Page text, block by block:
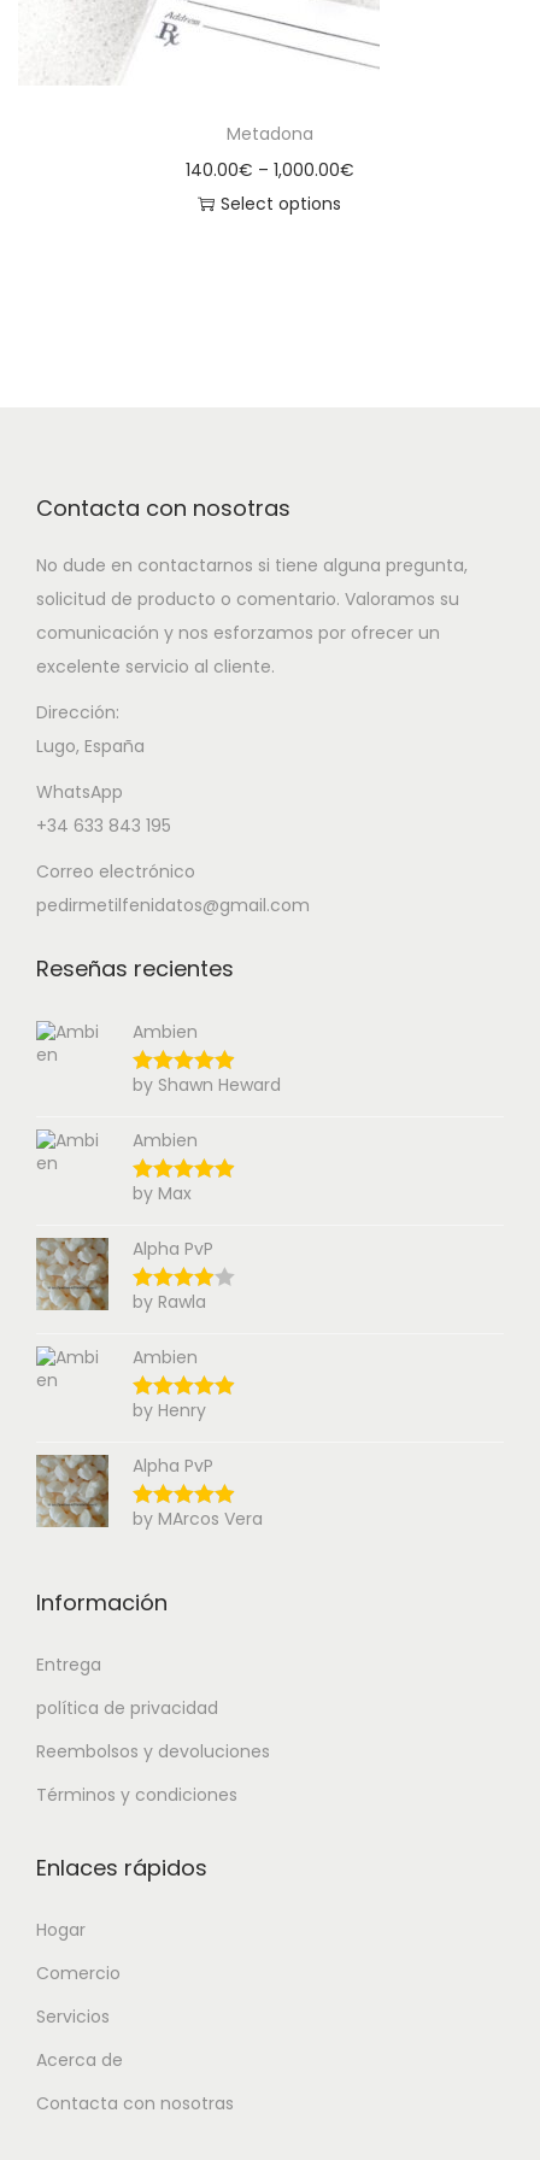
Metadona
140.00€ – 1,000.00€
Select options
Contacta con nosotras
No dude en contactarnos si tiene alguna pregunta,
solicitud de producto o comentario. Valoramos su
comunicación y nos esforzamos por ofrecer un
excelente servicio al cliente.
Dirección:
Lugo, España
WhatsApp
+34 633 843 195
Correo electrónico
pedirmetilfenidatos@gmail.com
Reseñas recientes
Ambien
by Shawn Heward
Ambien
by Max
Alpha PvP
by Rawla
Ambien
by Henry
Alpha PvP
by MArcos Vera
Información
Entrega
política de privacidad
Reembolsos y devoluciones
Términos y condiciones
Enlaces rápidos
Hogar
Comercio
Servicios
Acerca de
Contacta con nosotras